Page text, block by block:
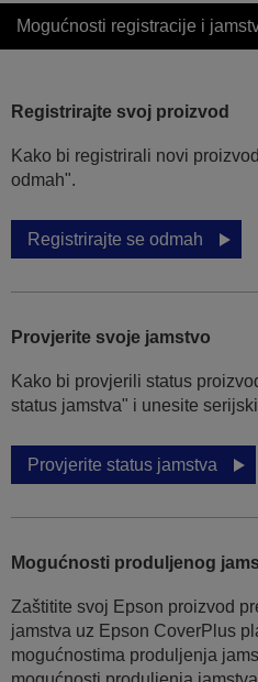
Mogućnosti registracije i
Registrirajte svoj proizvod
Kako bi registrirali novi
odmah".
Registrirajte se odmah
Provjerite svoje jamstvo
Kako bi provjerili status
status jamstva" i unesite
Provjerite status jamstva
Mogućnosti produljenog
Zaštitite svoj Epson proizvod
jamstva uz Epson CoverPlus
mogućnostima produljenja